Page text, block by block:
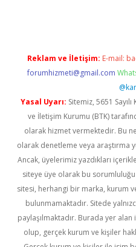
Reklam ve İletişim: E-mail:
forumhizmeti@gmail.com
Yasal Uyarı: Sitemiz, 5651
ve İletişim Kurumu (BTK)
olarak hizmet vermektedir. Bu
olarak denetleme veya araştırma
Ancak, üyelerimiz yazdıkları
siteye üye olarak bu
sitesi, herhangi bir marka, kurum
bulunmamaktadır. Sitede
paylaşılmaktadır. Burada yer
olup, gerçek kurum ve kişiler